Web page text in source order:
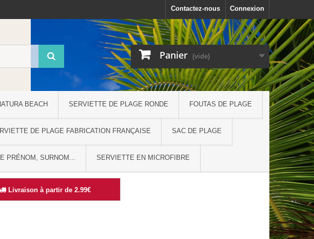
Connexion
Contactez-nous
Panier (vide)
BEACH SERVIETTE DE PLAGE RONDE FOUTAS DE PLAGE
DE PLAGE FABRICATION FRANÇAISE SAC DE PLAGE
PRÉNOM, SURNOM... SERVIETTE EN MICROFIBRE
Livraison à partir de 2.99€